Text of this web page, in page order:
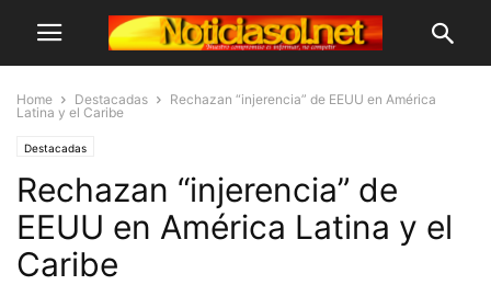
Home Destacadas
Rechazan “injerencia” de EEUU en América
Latina y el Caribe
Destacadas
Rechazan “injerencia” de
EEUU en América Latina y el
Caribe